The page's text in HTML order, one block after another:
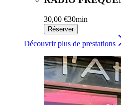
30,00 €30min
Réserver
Découvrir plus de prestations